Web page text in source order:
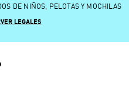
DE NIÑOS, PELOTAS Y MOCHILAS
VER LEGALES